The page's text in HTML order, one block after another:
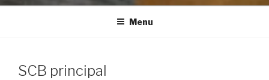
Menu
SCB principal